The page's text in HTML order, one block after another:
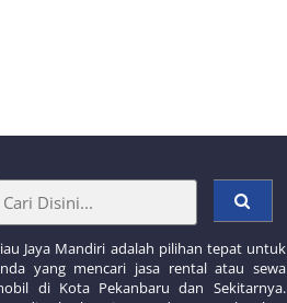
Jaya Mandiri adalah pilihan tepat untuk
yang mencari jasa rental atau sewa
di Kota Pekanbaru dan Sekitarnya.